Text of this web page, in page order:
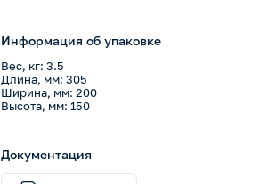
Информация об упаковке
Вес, кг: 3.5
Длина, мм: 305
Ширина, мм: 200
Высота, мм: 150
Документация